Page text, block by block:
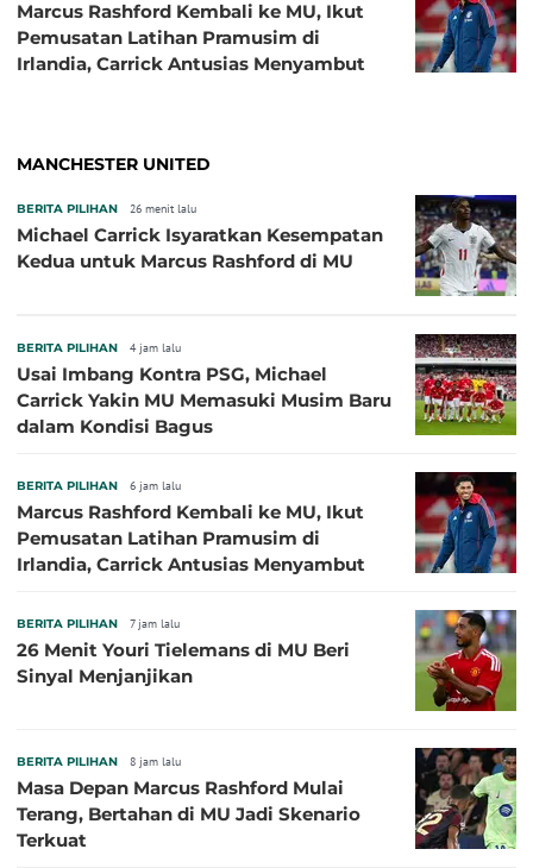
Marcus Rashford Kembali ke MU, Ikut
Pemusatan Latihan Pramusim di
Irlandia, Carrick Antusias Menyambut
MANCHESTER UNITED
BERITA PILIHAN 26 menit lalu
Michael Carrick Isyaratkan Kesempatan
Kedua untuk Marcus Rashford di MU
BERITA PILIHAN 4 jam lalu
Usai Imbang Kontra PSG, Michael
Carrick Yakin MU Memasuki Musim Baru
dalam Kondisi Bagus
BERITA PILIHAN 6 jam lalu
Marcus Rashford Kembali ke MU, Ikut
Pemusatan Latihan Pramusim di
Irlandia, Carrick Antusias Menyambut
BERITA PILIHAN 7 jam lalu
26 Menit Youri Tielemans di MU Beri
Sinyal Menjanjikan
BERITA PILIHAN 8 jam lalu
Masa Depan Marcus Rashford Mulai
Terang, Bertahan di MU Jadi Skenario
Terkuat